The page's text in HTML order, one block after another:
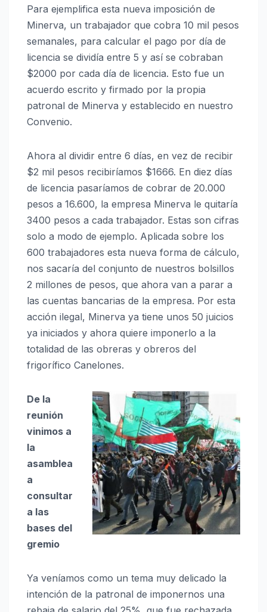
Para ejemplifica esta nueva imposición de
Minerva, un trabajador que cobra 10 mil pesos
semanales, para calcular el pago por día de
licencia se dividía entre 5 y así se cobraban
$2000 por cada día de licencia. Esto fue un
acuerdo escrito y firmado por la propia
patronal de Minerva y establecido en nuestro
Convenio.
Ahora al dividir entre 6 días, en vez de recibir
$2 mil pesos recibiríamos $1666. En diez días
de licencia pasaríamos de cobrar de 20.000
pesos a 16.600, la empresa Minerva le quitaría
3400 pesos a cada trabajador. Estas son cifras
solo a modo de ejemplo. Aplicada sobre los
600 trabajadores esta nueva forma de cálculo,
nos sacaría del conjunto de nuestros bolsillos
2 millones de pesos, que ahora van a parar a
las cuentas bancarias de la empresa. Por esta
acción ilegal, Minerva ya tiene unos 50 juicios
ya iniciados y ahora quiere imponerlo a la
totalidad de las obreras y obreros del
frigorífico Canelones.
De la
reunión
vinimos a
la
asamblea
a
consultar
a las
bases del
gremio
Ya veníamos como un tema muy delicado la
intención de la patronal de imponernos una